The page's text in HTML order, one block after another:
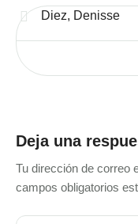
Diez, Denisse
Deja una
Tu dirección de correo
campos obligatorios